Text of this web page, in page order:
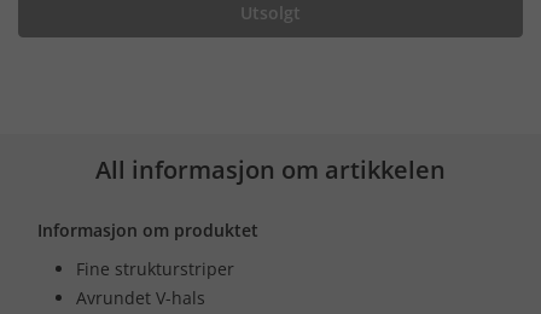
Utsolgt
All informasjon om artikkelen
Informasjon om produktet
Fine strukturstriper
Avrundet V-hals